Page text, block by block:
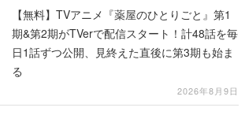
【無料】TVアニメ『薬屋のひとりごと』第1
期&第2期がTVerで配信スタート！計48話を毎
日1話ずつ公開、見終えた直後に第3期も始ま
る
2026年8月9日